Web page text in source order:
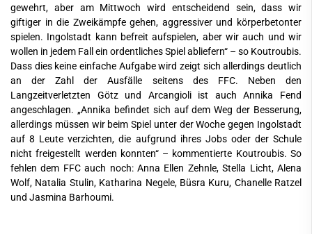
gewehrt, aber am Mittwoch wird entscheidend sein, dass wir
giftiger in die Zweikämpfe gehen, aggressiver und körperbetonter
spielen. Ingolstadt kann befreit aufspielen, aber wir auch und wir
wollen in jedem Fall ein ordentliches Spiel abliefern“ – so Koutroubis.
Dass dies keine einfache Aufgabe wird zeigt sich allerdings deutlich
an der Zahl der Ausfälle seitens des FFC. Neben den
Langzeitverletzten Götz und Arcangioli ist auch Annika Fend
angeschlagen. „Annika befindet sich auf dem Weg der Besserung,
allerdings müssen wir beim Spiel unter der Woche gegen Ingolstadt
auf 8 Leute verzichten, die aufgrund ihres Jobs oder der Schule
nicht freigestellt werden konnten“ – kommentierte Koutroubis. So
fehlen dem FFC auch noch: Anna Ellen Zehnle, Stella Licht, Alena
Wolf, Natalia Stulin, Katharina Negele, Büsra Kuru, Chanelle Ratzel
und Jasmina Barhoumi.